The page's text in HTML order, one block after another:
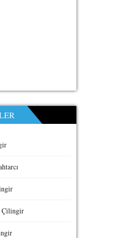
Çilingir